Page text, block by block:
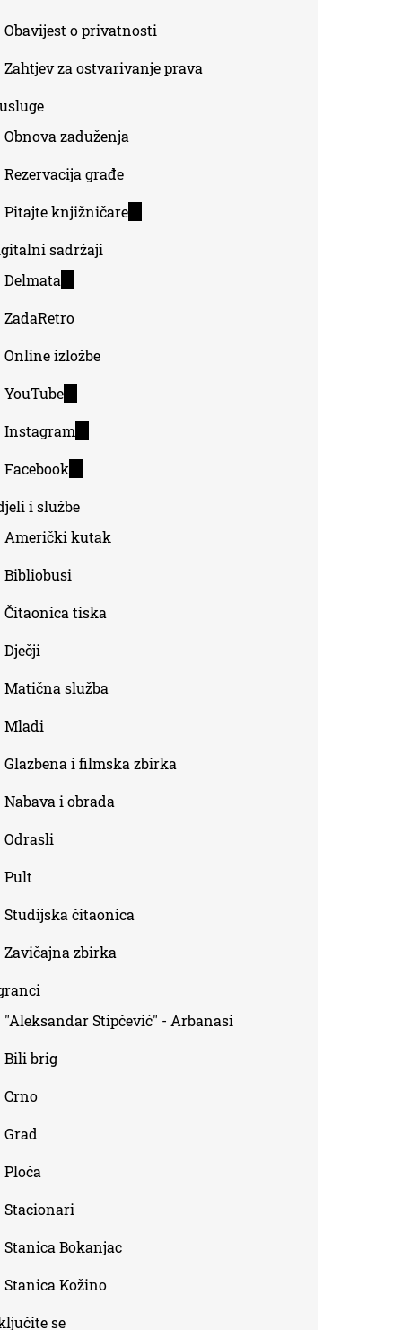
Obavijest o privatnosti
Zahtjev za ostvarivanje prava
Obnova zaduženja
Rezervacija građe
Pitajte knjižničare(link
sadržaji
Delmata
external)
ZadaRetro
Online izložbe
YouTube(link
external)
Instagram(link
external)
Facebook
external)
i službe
Američki kutak
Bibliobusi
Čitaonica tiska
Dječji
Matična služba
Mladi
Glazbena i filmska zbirka
Nabava i obrada
Odrasli
Pult
Studijska čitaonica
Zavičajna zbirka
"Aleksandar Stipčević" - Arbanasi
Bili brig
Crno
Grad
Ploča
Stacionari
Stanica Bokanjac
Stanica Kožino
se